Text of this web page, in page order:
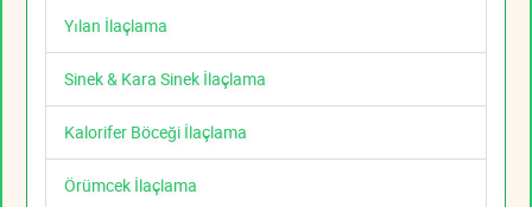
Yılan İlaçlama
Sinek & Kara Sinek İlaçlama
Kalorifer Böceği İlaçlama
Örümcek İlaçlama